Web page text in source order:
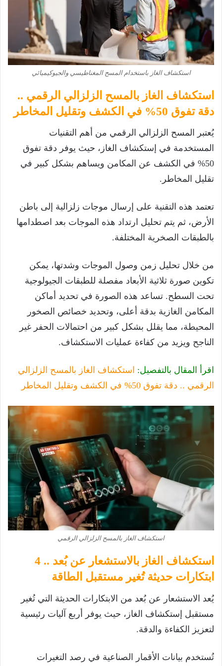
استكشاف الغاز باستخدام المسح المغناطيسي والجيوكيميائي
استكشاف الغاز بالمسح الزلزالي الرقمي ..
دقة تفوق 50% في الكشف وتقليل المخاطر
يُعتبر المسح الزلزالي الرقمي من أهم التقنيات
المستخدمة في إستكشاف الغاز، حيث يوفر دقة تفوق
50% في الكشف عن المكامن ويساهم بشكل كبير في
تقليل المخاطر.
تعتمد هذه التقنية على إرسال موجات زلزالية إلى باطن
الأرض، ثم يتم تحليل ارتداد هذه الموجات بعد اصطدامها
بالطبقات الصخرية المختلفة.
من خلال تحليل زمن وصول الموجات وشدتها، يمكن
تكوين صورة ثلاثية الأبعاد مفصلة للطبقات الجيولوجية
تحت السطح. تساعد هذه الصورة في تحديد أماكن
المكامن الغازية بدقة أعلى، وتحديد خصائص الصخور
المحيطة، مما يقلل بشكل كبير من احتمالات الحفر غير
الناجح ويزيد من كفاءة عمليات الاستكشاف.
اقرأ المقال بالتفصيل: استكشاف الغاز بالمسح الزلزالي
الرقمي .. دقة تفوق 50% في الكشف وتقليل المخاطر
استكشاف الغاز بالمسح الزلزالي الرقمي
استكشاف الغاز بالاستشعار عن بُعد .. 4
ابتكارات حديثة تُغير مستقبل الطاقة
يُعد الاستشعار عن بُعد من الابتكارات الحديثة التي تُغير
مستقبل إستكشاف الغاز، حيث يوفر أربع آليات رئيسية
لتعزيز الكفاءة والدقة.
تُستخدم بيانات الأقمار الصناعية في رصد التغيرات